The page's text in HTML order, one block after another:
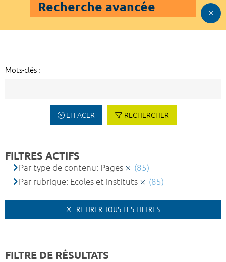
Recherche avancée
Mots-clés :
EFFACER RECHERCHER
FILTRES ACTIFS
Par type de contenu: Pages
(85)
Par rubrique: Ecoles et instituts
(85)
RETIRER TOUS LES FILTRES
FILTRE DE RÉSULTATS